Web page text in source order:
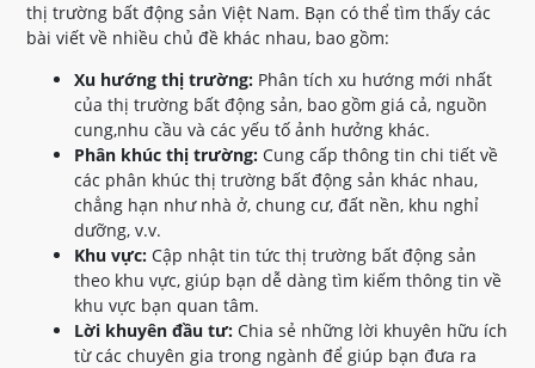
thị trường bất động sản Việt Nam. Bạn có thể tìm thấy các
bài viết về nhiều chủ đề khác nhau, bao gồm:
Xu hướng thị trường: Phân tích xu hướng mới nhất
của thị trường bất động sản, bao gồm giá cả, nguồn
cung,nhu cầu và các yếu tố ảnh hưởng khác.
Phân khúc thị trường: Cung cấp thông tin chi tiết về
các phân khúc thị trường bất động sản khác nhau,
chẳng hạn như nhà ở, chung cư, đất nền, khu nghỉ
dưỡng, v.v.
Khu vực: Cập nhật tin tức thị trường bất động sản
theo khu vực, giúp bạn dễ dàng tìm kiếm thông tin về
khu vực bạn quan tâm.
Lời khuyên đầu tư: Chia sẻ những lời khuyên hữu ích
từ các chuyên gia trong ngành để giúp bạn đưa ra